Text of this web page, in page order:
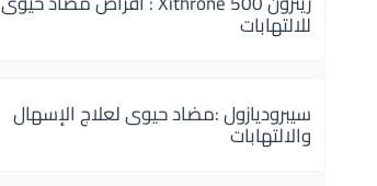
للالتهابات
سيبروديازول :مضاد حيوى لعلاج الإسهال
والالتهابات